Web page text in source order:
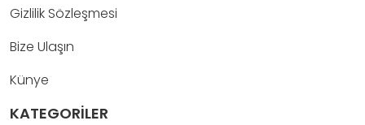
Gizlilik Sözleşmesi
Bize Ulaşın
Künye
KATEGORİLER